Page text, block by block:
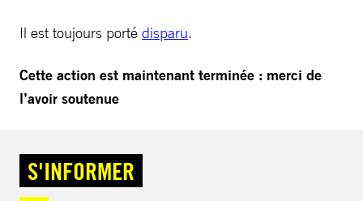
Il est toujours porté disparu.
Cette action est maintenant terminée : merci de
l’avoir soutenue
S'INFORMER